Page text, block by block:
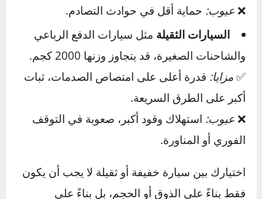
السيارات الخفيفة
مثل الهاتشباك والسيارات
الاقتصادية، يتراوح وزنها عادة بين 900 كجم و1300
كجم.
✅مزايا:كفاءة استهلاك الوقود، سهولة المناورة.
عيوب:
حماية أقل في حوادث التصادم.
السيارات الثقيلة
مزايا:قدرة أعلى على امتصاص الصدمات، ثبات